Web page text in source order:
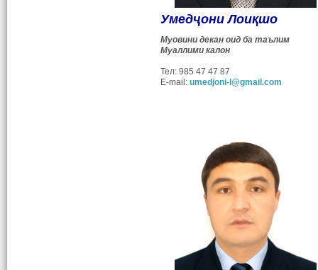
Умедҷони Лоиқшо
Муовини декан оид ба таълим
Муаллими калон
Тел: 985 47 47 87
E-mail: umedjoni-l@gmail.com